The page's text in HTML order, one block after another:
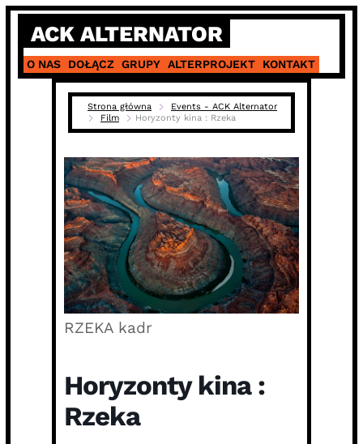
Skip
content
ACK ALTERNATOR
O NAS DOŁĄCZ GRUPY ALTERPROJEKT KONTAKT
Strona główna
Events - ACK Alternator
Film
Horyzonty kina : Rzeka
RZEKA kadr
Horyzonty kina :
Rzeka